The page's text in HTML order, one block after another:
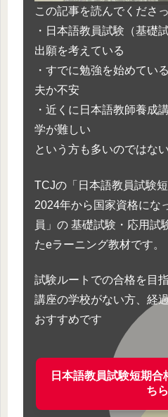
この記事を読んでくださ
・日本語教員試験（基礎
出願を考えている
・すでに勉強を始めてい
夫か不安
・近くに日本語教師養成
学が難しい
という方も多いのではな
TCJの「日本語教員試験
2024年から国家資格にな
員」の 基礎試験・応用試
たeラーニング教材です。
試験ルートでの合格を目
講座の学校がない方、経
おすすめです
日本語教員試験短期合
ちら